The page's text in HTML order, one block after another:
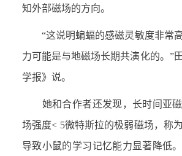
知外部磁场的方向。
“这说明蝙蝠的感磁灵敏度非常
力可能是与地磁场长期共演化的。”
学报》说。
她和合作者还发现，长时间亚
场强度< 5微特斯拉的极弱磁场，称
导致小鼠的学习记忆能力显著降低